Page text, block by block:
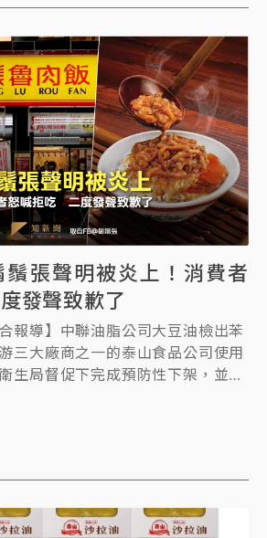
鬚張聲明被炎上！消費者
發聲致歉了
報導】中聯油脂公司大豆油檢出苯
三大廠商之一的泰山食品公司使用
生局督促下完成預防性下架，並公
名單及產品資訊，其中包括瓦城、
統益公司的大豆沙拉油，不過疑似
，連道歉都做不到！」不過也有人
二度
使用預防性下架之油品」，目前全